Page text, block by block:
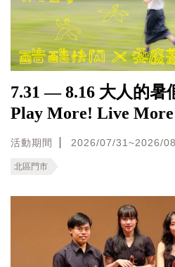
7.31 — 8.16 大人的暑
Play More! Live
活動期間 2026/07/31~2026/
北區門市